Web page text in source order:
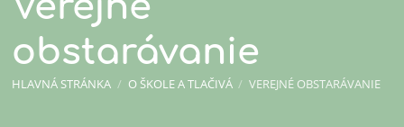
obstarávanie
HLAVNÁ STRÁNKA / O ŠKOLE A TLAČIVÁ / VEREJNÉ OBSTARÁVANIE